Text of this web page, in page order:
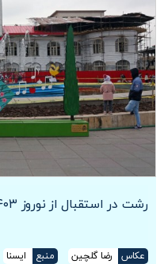
رشت در استقبال از نوروز ۱۴۰۳
عکاس رضا گلچین منبع
ایسنا